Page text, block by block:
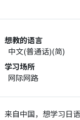
想教的语言
中文(普通话)(简)
学习场所
网际网路
来自中国，想学习日语